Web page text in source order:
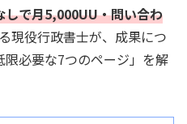
しで月5,000UU・問い合わ
現役行政書士が、成果につ
必要な7つのページ」を解